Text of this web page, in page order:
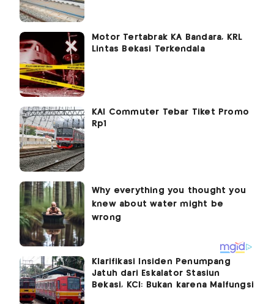
Motor Tertabrak KA Bandara, KRL
Lintas Bekasi Terkendala
KAI Commuter Tebar Tiket Promo
Rp1
Klarifikasi Insiden Penumpang
Jatuh dari Eskalator Stasiun
Bekasi, KCI: Bukan karena Malfungsi